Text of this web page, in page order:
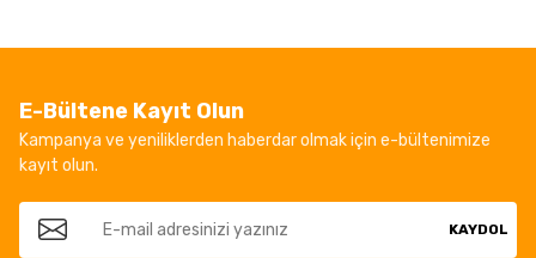
E-Bültene Kayıt Olun
Kampanya ve yeniliklerden haberdar olmak için e-bültenimize
kayıt olun.
KAYDOL